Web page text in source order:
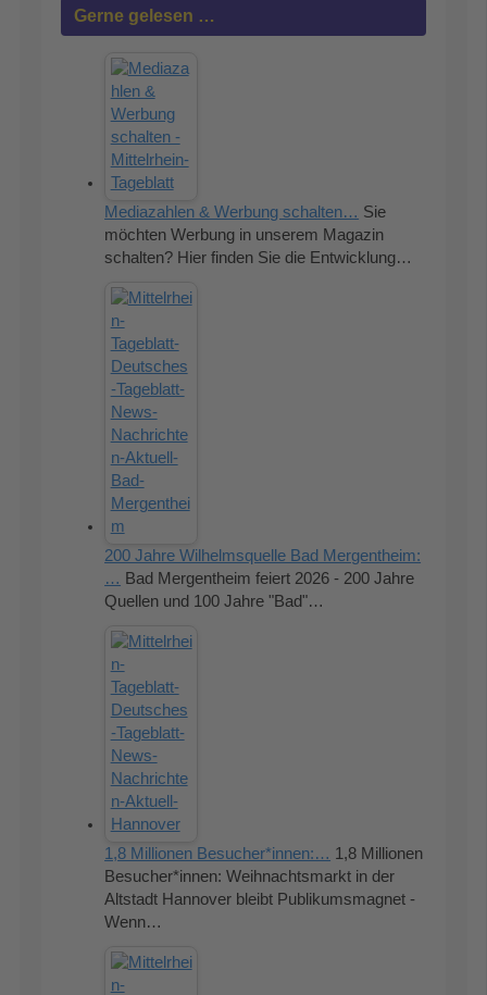
Gerne gelesen …
Mediazahlen & Werbung schalten… Sie
möchten Werbung in unserem Magazin
schalten? Hier finden Sie die Entwicklung…
200 Jahre Wilhelmsquelle Bad Mergentheim:
… Bad Mergentheim feiert 2026 - 200 Jahre
Quellen und 100 Jahre "Bad"…
1,8 Millionen Besucher*innen:… 1,8 Millionen
Besucher*innen: Weihnachtsmarkt in der
Altstadt Hannover bleibt Publikumsmagnet -
Wenn…